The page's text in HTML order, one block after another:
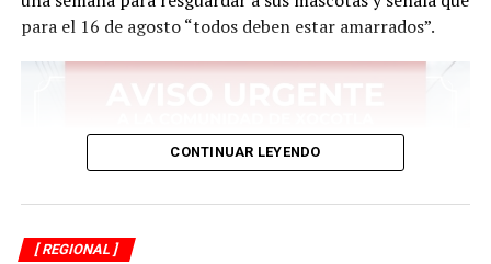
para el 16 de agosto “todos deben estar amarrados”.
CONTINUAR LEYENDO
[ REGIONAL ]